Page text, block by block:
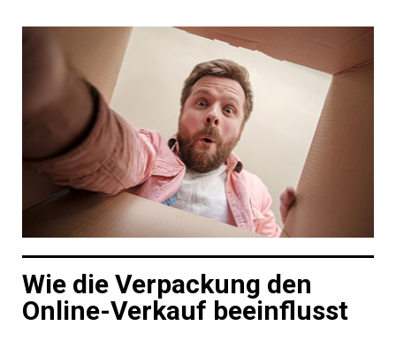
Wie die Verpackung den
Online-Verkauf beeinflusst